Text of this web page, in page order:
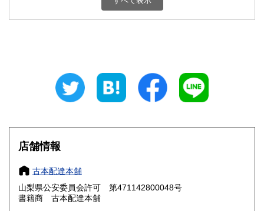
800円 三重県
大阪府
奈良県
鳥取県 800円 島根県
店舗情報
古本配達本舗
山梨県公安委員会許可 第471142800048号
書籍商 古本配達本舗